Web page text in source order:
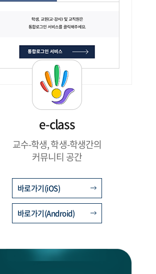
e-class
교수-학생, 학생-학생간의
커뮤니티 공간
바로가기(iOS)
바로가기(Android)